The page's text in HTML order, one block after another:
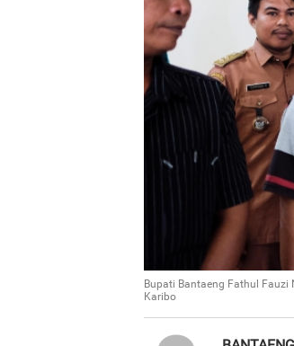
Bupati Bantaeng Fathul
Karibo